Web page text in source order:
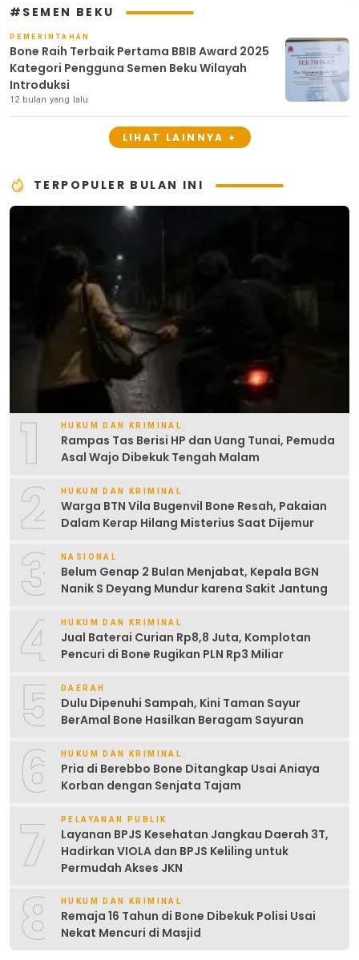
#SEMEN BEKU
PEMERINTAHAN
Bone Raih Terbaik Pertama BBIB Award 2025
Kategori Pengguna Semen Beku Wilayah
Introduksi
12 bulan yang lalu
LIHAT LAINNYA +
TERPOPULER BULAN INI
1 HUKUM DAN KRIMINAL
Rampas Tas Berisi HP dan Uang Tunai, Pemuda
Asal Wajo Dibekuk Tengah Malam
2 HUKUM DAN KRIMINAL
Warga BTN Vila Bugenvil Bone Resah, Pakaian
Dalam Kerap Hilang Misterius Saat Dijemur
3 NASIONAL
Belum Genap 2 Bulan Menjabat, Kepala BGN
Nanik S Deyang Mundur karena Sakit Jantung
4 HUKUM DAN KRIMINAL
Jual Baterai Curian Rp8,8 Juta, Komplotan
Pencuri di Bone Rugikan PLN Rp3 Miliar
5 DAERAH
Dulu Dipenuhi Sampah, Kini Taman Sayur
BerAmal Bone Hasilkan Beragam Sayuran
6 HUKUM DAN KRIMINAL
Pria di Berebbo Bone Ditangkap Usai Aniaya
Korban dengan Senjata Tajam
7 PELAYANAN PUBLIK
Layanan BPJS Kesehatan Jangkau Daerah 3T,
Hadirkan VIOLA dan BPJS Keliling untuk
Permudah Akses JKN
8 HUKUM DAN KRIMINAL
Remaja 16 Tahun di Bone Dibekuk Polisi Usai
Nekat Mencuri di Masjid